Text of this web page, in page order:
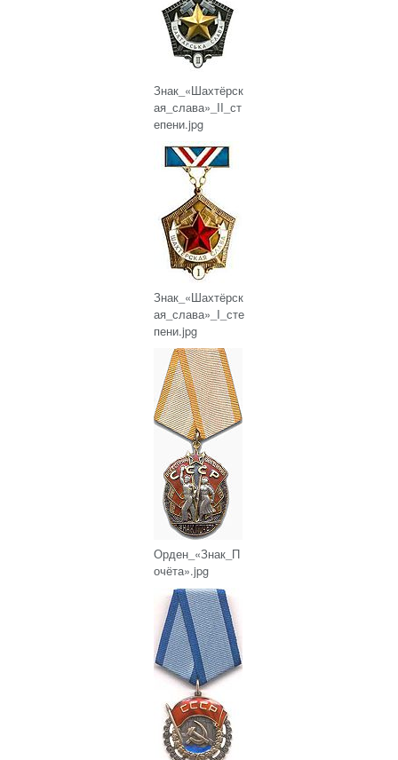
Знак_«Шахтёрск
ая_слава»_II_ст
епени.jpg
Знак_«Шахтёрск
ая_слава»_I_сте
пени.jpg
Орден_«Знак_П
очёта».jpg